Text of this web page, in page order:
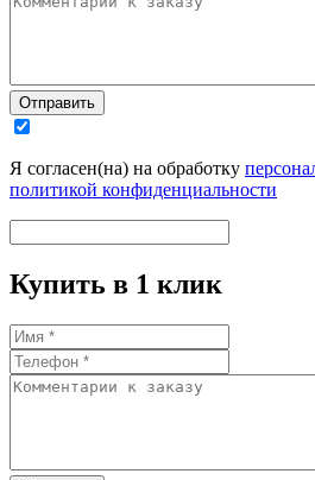
Отправить
Я согласен(на) на обработку
политикой конфиденциальности
Купить в 1 клик